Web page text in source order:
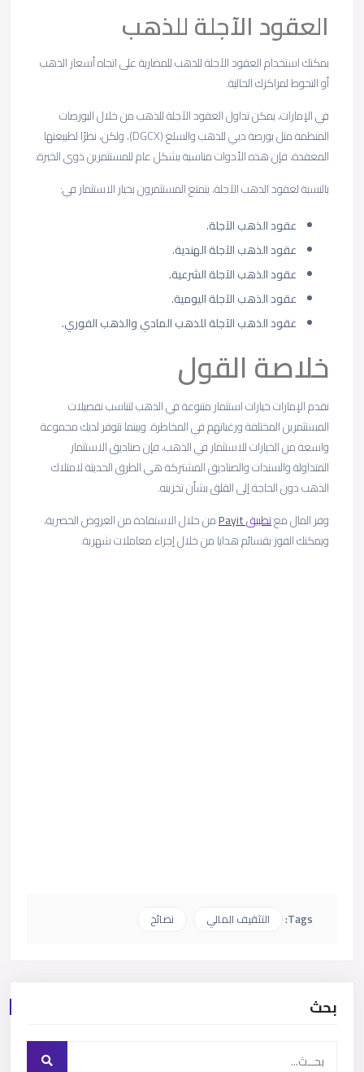
العقود الآجلة للذهب
يمكنك استخدام العقود الآجلة للذهب للمضاربة على اتجاه أسعار الذهب
أو التحوط لمراكزك الحالية.
في الإمارات، يمكن تداول العقود الآجلة للذهب من خلال البورصات
المنظمة مثل بورصة دبي للذهب والسلع (DGCX)، ولكن، نظرًا لطبيعتها
المعقدة، فإن هذه الأدوات مناسبة بشكل عام للمستثمرين ذوي الخبرة.
بالنسبة لعقود الذهب الآجلة، يتمتع المستثمرون بخيار الاستثمار في:
عقود الذهب الآجلة.
عقود الذهب الآجلة الهندية.
عقود الذهب الآجلة الشرعية.
عقود الذهب الآجلة اليومية.
عقود الذهب الآجلة للذهب المادي والذهب الفوري.
خلاصة القول
تقدم الإمارات خيارات استثمار متنوعة في الذهب لتناسب تفضيلات
المستثمرين المختلفة ورغباتهم في المخاطرة. وبينما تتوفر لديك مجموعة
واسعة من الخيارات للاستثمار في الذهب، فإن صناديق الاستثمار
المتداولة والسندات والصناديق المشتركة هي الطرق الحديثة لامتلاك
الذهب دون الحاجة إلى القلق بشأن تخزينه.
وفر المال معتطبيقPayitمن خلال الاستفادة من العروض الحصرية،
ويمكنك الفوز بقسائم هدايا من خلال إجراء معاملات شهرية.
Tags: التثقيف المالي نصائح
بحث